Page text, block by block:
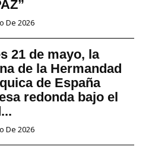
De 2026
21 de mayo, la
de la Hermandad
de España
redonda bajo el
De 2026